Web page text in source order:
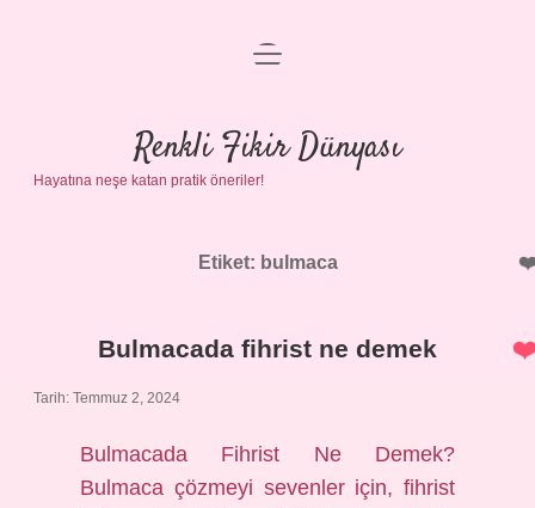
Anasayfa
Gizlilik Politikası
Yasal Uyarı
menüyü
Renkli Fikir Dünyası
Hayatına neşe katan pratik öneriler!
Etiket: bulmaca
Bulmacada fihrist ne demek
Tarih: Temmuz 2, 2024
Bulmacada Fihrist Ne Demek?
Bulmaca çözmeyi sevenler için, fihrist